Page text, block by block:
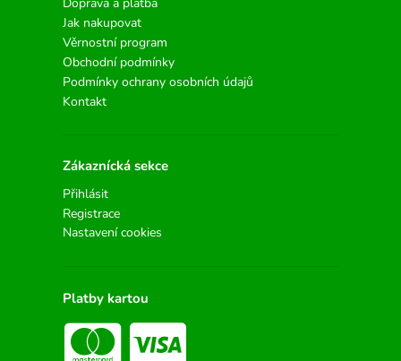
Jak nakupovat
Věrnostní program
Obchodní podmínky
Podmínky ochrany osobních údajů
Kontakt
Zákaznícká sekce
Přihlásit
Registrace
Nastavení cookies
Platby kartou